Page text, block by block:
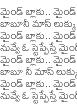
మైండ్ బ్లాకు.. మైండ్
బాబూనీ మాస్
మైండ్ బ్లాకు.. మైండ్
నువ్వే ఓ స్టెప్పేస్తే
మైండ్ బ్లాకు.. మైండ్
బాబూ నీ మాస్
మైండ్ బ్లాకు.. మైండ్
నువ్వే ఓ స్టెప్పేస్తే